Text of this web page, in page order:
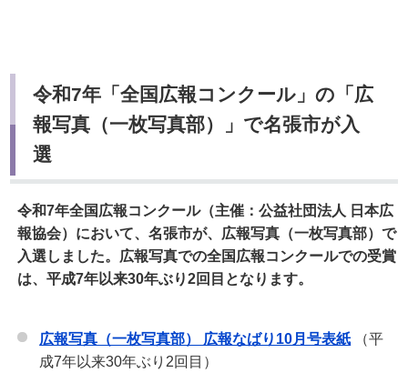
令和7年「全国広報コンクール」の「広
報写真（一枚写真部）」で名張市が入
選
令和7年全国広報コンクール（主催：公益社団法人 日本広
報協会）において、名張市が、広報写真（一枚写真部）で
入選しました。広報写真での全国広報コンクールでの受賞
は、平成7年以来30年ぶり2回目となります。
広報写真（一枚写真部） 広報なばり10月号表紙
（平
成7年以来30年ぶり2回目）